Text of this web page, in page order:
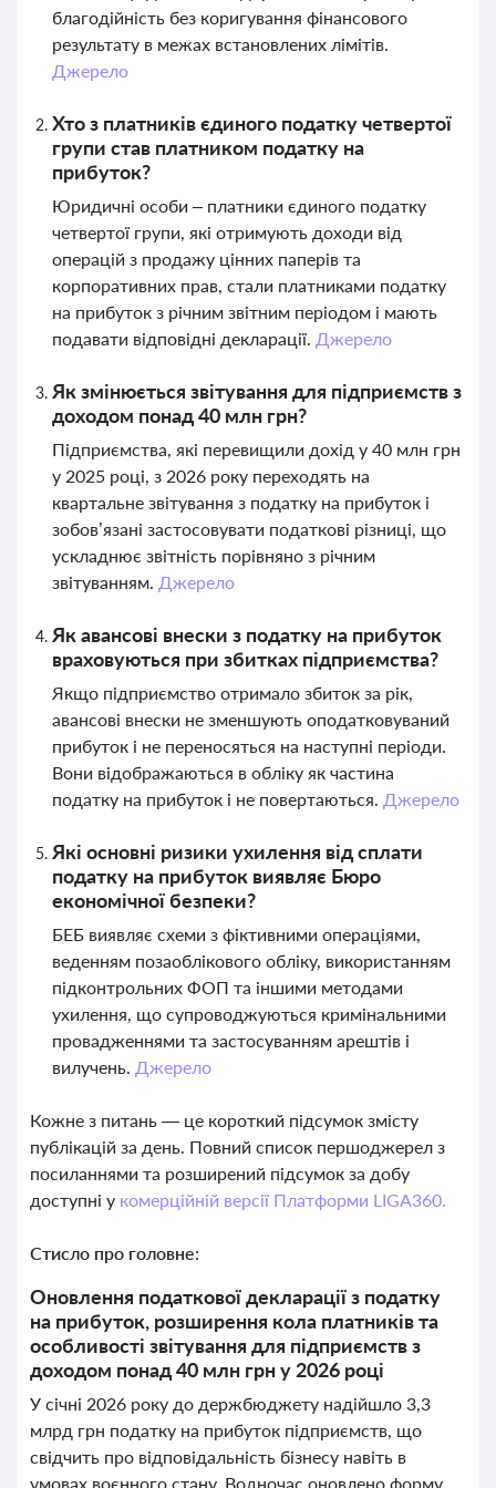
благодійність без коригування фінансового
результату в межах встановлених лімітів.
Джерело
Хто з платників єдиного податку четвертої
групи став платником податку на
прибуток?
Юридичні особи – платники єдиного податку
четвертої групи, які отримують доходи від
операцій з продажу цінних паперів та
корпоративних прав, стали платниками податку
на прибуток з річним звітним періодом і мають
подавати відповідні декларації. Джерело
Як змінюється звітування для підприємств з
доходом понад 40 млн грн?
Підприємства, які перевищили дохід у 40 млн грн
у 2025 році, з 2026 року переходять на
квартальне звітування з податку на прибуток і
зобов’язані застосовувати податкові різниці, що
ускладнює звітність порівняно з річним
звітуванням. Джерело
Як авансові внески з податку на прибуток
враховуються при збитках підприємства?
Якщо підприємство отримало збиток за рік,
авансові внески не зменшують оподатковуваний
прибуток і не переносяться на наступні періоди.
Вони відображаються в обліку як частина
податку на прибуток і не повертаються. Джерело
Які основні ризики ухилення від сплати
податку на прибуток виявляє Бюро
економічної безпеки?
БЕБ виявляє схеми з фіктивними операціями,
веденням позаоблікового обліку, використанням
підконтрольних ФОП та іншими методами
ухилення, що супроводжуються кримінальними
провадженнями та застосуванням арештів і
вилучень. Джерело
Кожне з питань — це короткий підсумок змісту
публікацій за день. Повний список першоджерел з
посиланнями та розширений підсумок за добу
доступні у комерційній версії Платформи LIGA360.
Стисло про головне:
Оновлення податкової декларації з податку
на прибуток, розширення кола платників та
особливості звітування для підприємств з
доходом понад 40 млн грн у 2026 році
У січні 2026 року до держбюджету надійшло 3,3
млрд грн податку на прибуток підприємств, що
свідчить про відповідальність бізнесу навіть в
умовах воєнного стану. Водночас оновлено форму